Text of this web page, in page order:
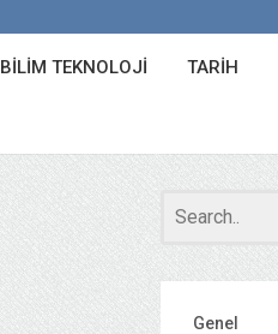
BILIM TEKNOLOJI TARIH
Genel